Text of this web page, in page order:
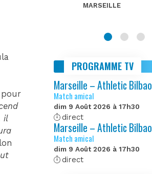
pour
il
MARSEILLE
PROGRAMME TV
Marseille – Athletic Bilbao
Match amical
dim 9 Août 2026 à 17h30
direct
Marseille – Athletic Bilbao
Match amical
dim 9 Août 2026 à 17h30
direct